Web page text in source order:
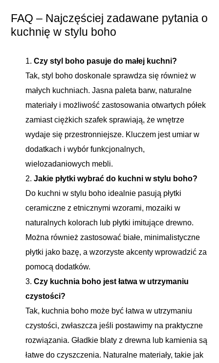
FAQ – Najczęściej zadawane pytania o
kuchnię w stylu boho
Czy styl boho pasuje do małej kuchni?
Tak, styl boho doskonale sprawdza się również w
małych kuchniach. Jasna paleta barw, naturalne
materiały i możliwość zastosowania otwartych półek
zamiast ciężkich szafek sprawiają, że wnętrze
wydaje się przestronniejsze. Kluczem jest umiar w
dodatkach i wybór funkcjonalnych,
wielozadaniowych mebli.
Jakie płytki wybrać do kuchni w stylu boho?
Do kuchni w stylu boho idealnie pasują płytki
ceramiczne z etnicznymi wzorami, mozaiki w
naturalnych kolorach lub płytki imitujące drewno.
Można również zastosować białe, minimalistyczne
płytki jako bazę, a wzorzyste akcenty wprowadzić za
pomocą dodatków.
Czy kuchnia boho jest łatwa w utrzymaniu
czystości?
Tak, kuchnia boho może być łatwa w utrzymaniu
czystości, zwłaszcza jeśli postawimy na praktyczne
rozwiązania. Gładkie blaty z drewna lub kamienia są
łatwe do czyszczenia. Naturalne materiały, takie jak